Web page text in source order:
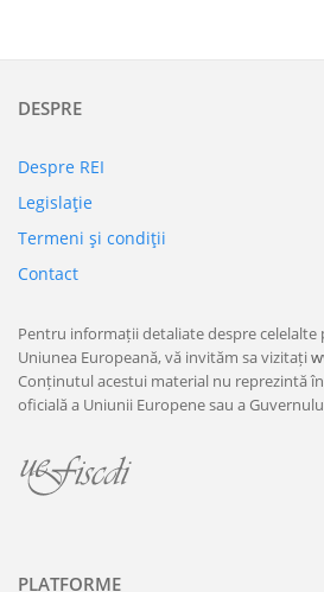
DESPRE
Despre REI
Legislaţie
Termeni şi condiţii
Contact
Pentru informații detaliate despre
Uniunea Europeană, vă invităm sa vizitați
Conținutul acestui material nu reprezintă
oficială a Uniunii Europene sau a
PLATFORME